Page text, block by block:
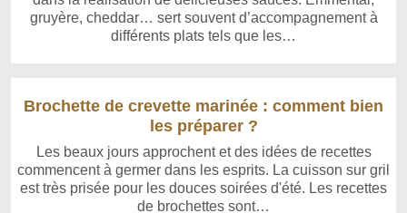
gruyère, cheddar… sert souvent d’accompagnement à
différents plats tels que les…
Brochette de crevette marinée : comment bien
les préparer ?
Les beaux jours approchent et des idées de recettes
commencent à germer dans les esprits. La cuisson sur gril
est très prisée pour les douces soirées d'été. Les recettes
de brochettes sont…